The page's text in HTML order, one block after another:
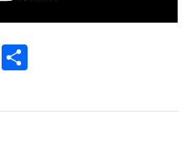
Odnoklassniki